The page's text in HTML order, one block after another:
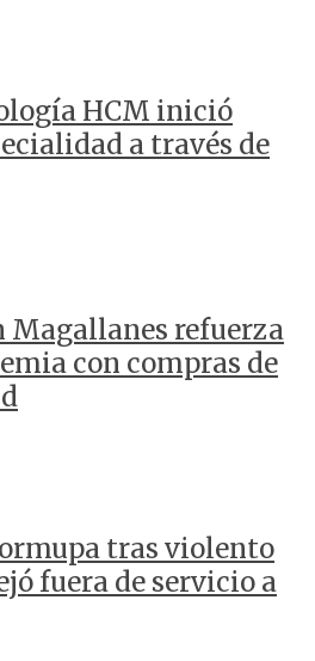
HCM inició
a través de
Magallanes refuerza
con compras de
tras violento
fuera de servicio a